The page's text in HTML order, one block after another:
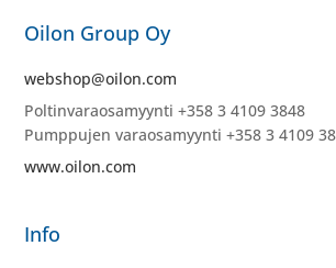
Oilon Group Oy
webshop@oilon.com
Poltinvaraosamyynti +358 3 4109 3848
Pumppujen varaosamyynti +358 3 4109
www.oilon.com
Info